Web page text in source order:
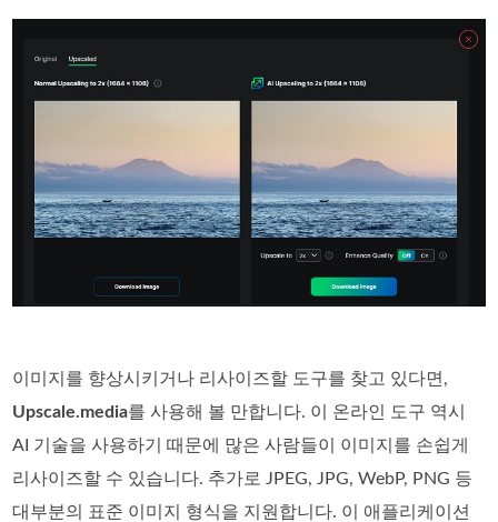
이미지를 향상시키거나 리사이즈할 도구를 찾고 있다면,
Upscale.media를 사용해 볼 만합니다. 이 온라인 도구 역시
AI 기술을 사용하기 때문에 많은 사람들이 이미지를 손쉽게
리사이즈할 수 있습니다. 추가로 JPEG, JPG, WebP, PNG 등
대부분의 표준 이미지 형식을 지원합니다. 이 애플리케이션